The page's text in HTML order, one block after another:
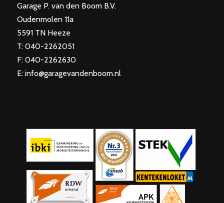
Garage P. van den Boom B.V.
Oudenmolen 11a
5591 TN Heeze
T: 040-2262051
F: 040-2262630
E: info@garagevandenboom.nl